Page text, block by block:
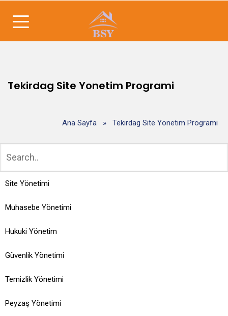
Tekirdag Site Yonetim Programi
Ana Sayfa » Tekirdag Site Yonetim Programi
Site Yönetimi
Muhasebe Yönetimi
Hukuki Yönetim
Güvenlik Yönetimi
Temizlik Yönetimi
Peyzaş Yönetimi